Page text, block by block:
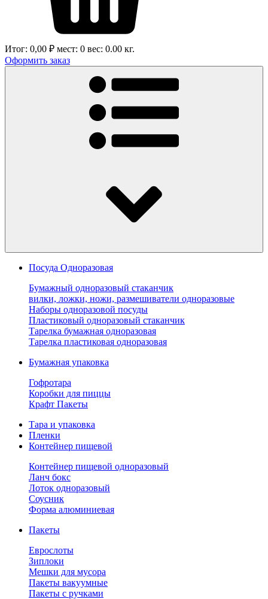
Итог: 0,00 ₽ мест: 0 вес: 0.00 кг.
Оформить заказ
Посуда Одноразовая
Бумажный одноразовый стаканчик
вилки, ложки, ножи, размешиватели одноразовые
Наборы одноразовой посуды
Пластиковый одноразовый стаканчик
Тарелка бумажная одноразовая
Тарелка пластиковая одноразовая
Бумажная упаковка
Гофротара
Коробки для пиццы
Крафт Пакеты
Тара и упаковка
Пленки
Контейнер пищевой
Контейнер пищевой одноразовый
Ланч бокс
Лоток одноразовый
Соусник
Форма алюминиевая
Пакеты
Еврослоты
Зиплоки
Мешки для мусора
Пакеты вакуумные
Пакеты с ручками